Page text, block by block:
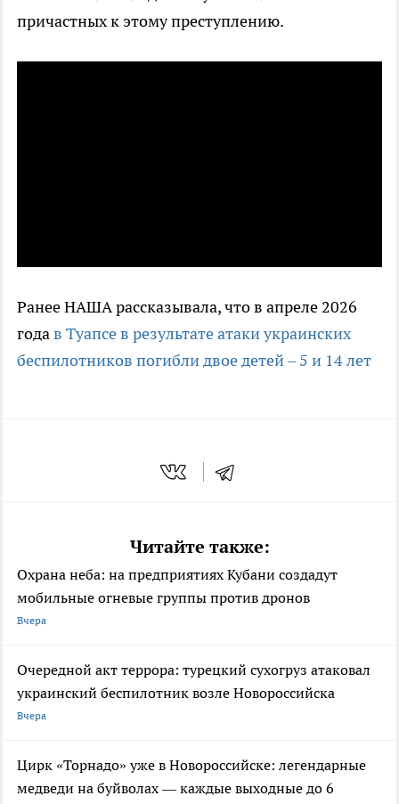
причастных к этому преступлению.
Ранее НАША рассказывала, что в апреле 2026
годав Туапсе в результате атаки украинских
беспилотников погибли двое детей – 5 и 14 лет
Читайте также:
Охрана неба: на предприятиях Кубани создадут
мобильные огневые группы против дронов
Вчера
Очередной акт террора: турецкий сухогруз атаковал
украинский беспилотник возле Новороссийска
Вчера
Цирк «Торнадо» уже в Новороссийске: легендарные
медведи на буйволах — каждые выходные до 6